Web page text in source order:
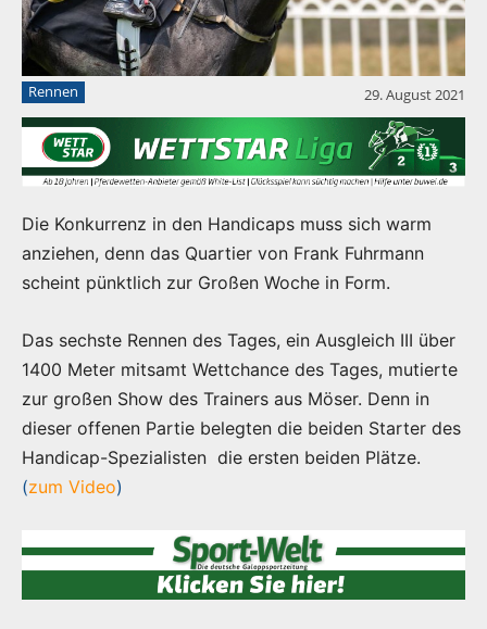
Rennen 29. August 2021
Die Konkurrenz in den Handicaps muss sich warm
anziehen, denn das Quartier von Frank Fuhrmann
scheint pünktlich zur Großen Woche in Form.
Das sechste Rennen des Tages, ein Ausgleich III über
1400 Meter mitsamt Wettchance des Tages, mutierte
zur großen Show des Trainers aus Möser. Denn in
dieser offenen Partie belegten die beiden Starter des
Handicap-Spezialisten die ersten beiden Plätze.
(zum Video)